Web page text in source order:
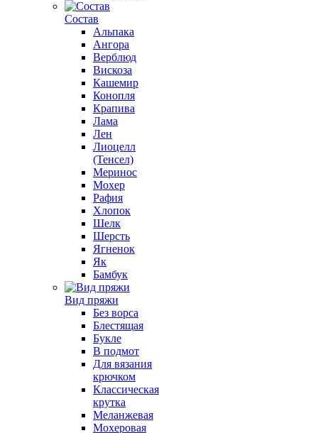
Состав
Альпака
Ангора
Верблюд
Вискоза
Кашемир
Конопля
Крапива
Лама
Лен
Лиоцелл
(Тенсел)
Меринос
Мохер
Рафия
Хлопок
Шелк
Шерсть
Ягненок
Як
Бамбук
Вид пряжи
Без ворса
Блестящая
Букле
В подмот
Для вязания
крючком
Классическая
крутка
Меланжевая
Мохеровая